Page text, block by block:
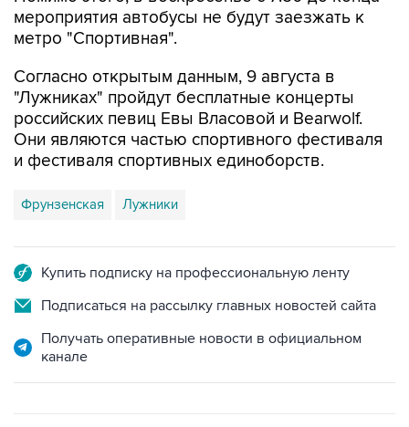
мероприятия автобусы не будут заезжать к
метро "Спортивная".
Согласно открытым данным, 9 августа в
"Лужниках" пройдут бесплатные концерты
российских певиц Евы Власовой и Bearwolf.
Они являются частью спортивного фестиваля
и фестиваля спортивных единоборств.
Фрунзенская Лужники
Купить подписку на профессиональную ленту
Подписаться на рассылку главных новостей сайта
Получать оперативные новости в официальном
канале